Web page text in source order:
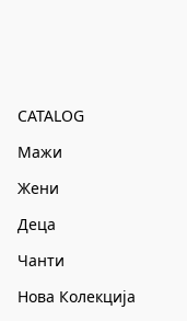
CATALOG
Мажи
Жени
Деца
Чанти
Нова Колекција